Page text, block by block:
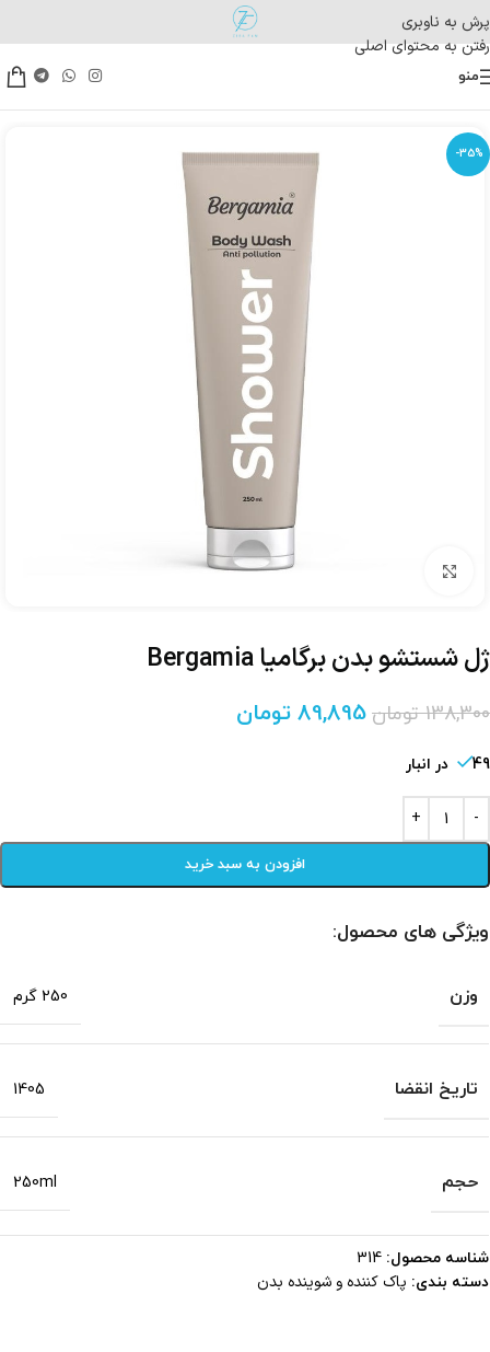
پرش به ناوبری
رفتن به محتوای اصلی
منو
-35%
برای بزرگنمایی کلیک کنید
ژل شستشو بدن برگامیا Bergamia
138,300 تومان 89,895 تومان
49 در انبار
افزودن به سبد خرید
ویژگی های محصول:
وزن 250 گرم
تاریخ انقضا 1405
حجم 250ml
شناسه محصول: 314
دسته بندی: پاک کننده و شوینده بدن